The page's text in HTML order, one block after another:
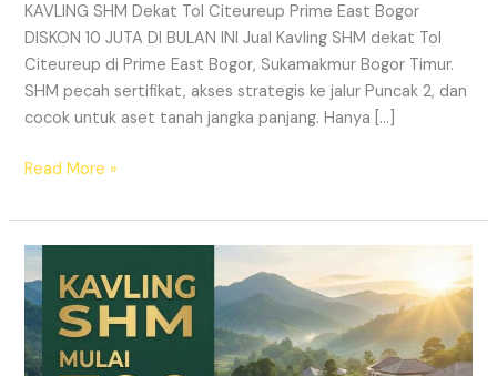
KAVLING SHM Dekat Tol Citeureup Prime East Bogor
DISKON 10 JUTA DI BULAN INI Jual Kavling SHM dekat Tol
Citeureup di Prime East Bogor, Sukamakmur Bogor Timur.
SHM pecah sertifikat, akses strategis ke jalur Puncak 2, dan
cocok untuk aset tanah jangka panjang. Hanya […]
Read More »
HARMONI
PRIME
EAST
BOGOR
–